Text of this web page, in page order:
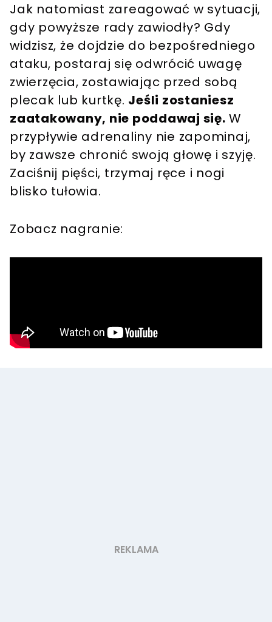
Jak natomiast zareagować w sytuacji,
gdy powyższe rady zawiodły? Gdy
widzisz, że dojdzie do bezpośredniego
ataku, postaraj się odwrócić uwagę
zwierzęcia, zostawiając przed sobą
plecak lub kurtkę. Jeśli zostaniesz
zaatakowany, nie poddawaj się. W
przypływie adrenaliny nie zapominaj,
by zawsze chronić swoją głowę i szyję.
Zaciśnij pięści, trzymaj ręce i nogi
blisko tułowia.
Zobacz nagranie: